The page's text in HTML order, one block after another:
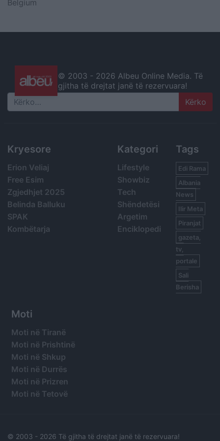
Belgium
© 2003 - 2026 Albeu Online Media. Të
gjitha të drejtat janë të rezervuara!
Search
Kryesore
Erion Veliaj
Free Esim
Zgjedhjet 2025
Belinda Balluku
SPAK
Kombëtarja
Kategori
Lifestyle
Showbiz
Tech
Shëndetësi
Argetim
Enciklopedi
Tags
Edi Rama
Albania
News
Ilir Meta
Piranjat
gazeta,
tv,
portale
Sali
Berisha
Moti
Moti në Tiranë
Moti në Prishtinë
Moti në Shkup
Moti në Durrës
Moti në Prizren
Moti në Tetovë
© 2003 - 2026 Të gjitha të drejtat janë të rezervuara!